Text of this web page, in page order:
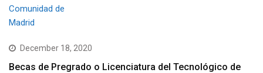
December 18, 2020
Becas de Pregrado o Licenciatura del Tecnológico de